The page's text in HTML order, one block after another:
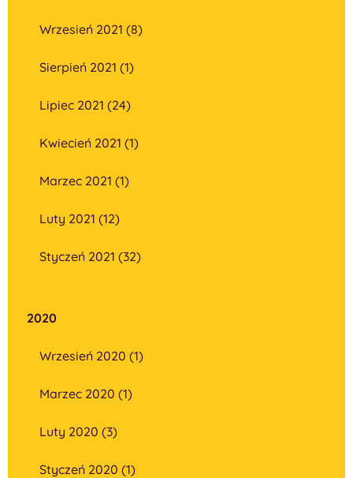
Wrzesień 2021 (8)
Sierpień 2021 (1)
Lipiec 2021 (24)
Kwiecień 2021 (1)
Marzec 2021 (1)
Luty 2021 (12)
Styczeń 2021 (32)
2020
Wrzesień 2020 (1)
Marzec 2020 (1)
Luty 2020 (3)
Styczeń 2020 (1)